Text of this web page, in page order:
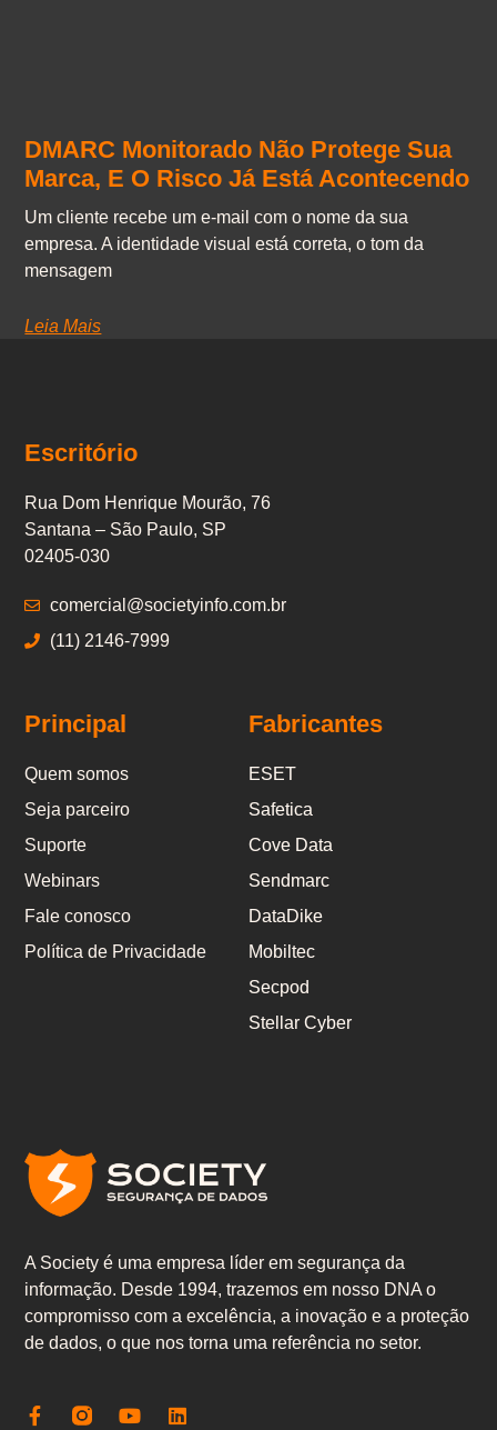
DMARC Monitorado Não Protege Sua
Marca, E O Risco Já Está Acontecendo
Um cliente recebe um e-mail com o nome da sua
empresa. A identidade visual está correta, o tom da
mensagem
Leia Mais
A Society é uma empresa líder em segurança da
informação. Desde 1994, trazemos em nosso DNA o
compromisso com a excelência, a inovação e a proteção
de dados, o que nos torna uma referência no setor.
Fabricantes
ESET
Safetica
Cove Data
Sendmarc
DataDike
Mobiltec
Secpod
Stellar Cyber
Principal
Quem somos
Seja parceiro
Suporte
Webinars
Fale conosco
Política de Privacidade
Escritório
Rua Dom Henrique Mourão, 76
Santana – São Paulo, SP
02405-030
comercial@societyinfo.com.br
(11) 2146-7999